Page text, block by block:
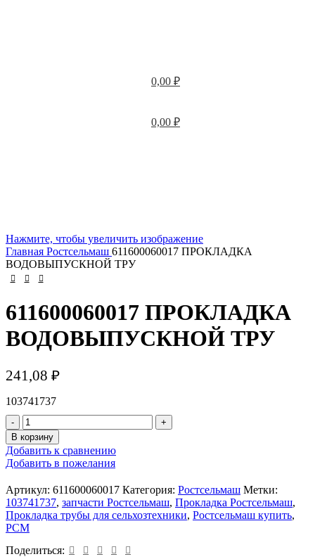
0,00 ₽
0,00 ₽
Нажмите, чтобы увеличить изображение
Главная Ростсельмаш 611600060017 ПРОКЛАДКА
ВОДОВЫПУСКНОЙ ТРУ
611600060017 ПРОКЛАДКА
ВОДОВЫПУСКНОЙ ТРУ
241,08 ₽
103741737
В корзину
Добавить к сравнению
Добавить в пожелания
Артикул: 611600060017 Категория: Ростсельмаш Метки:
103741737, запчасти Ростсельмаш, Прокладка Ростсельмаш,
Прокладка трубы для сельхозтехники, Ростсельмаш купить,
РСМ
Поделиться: